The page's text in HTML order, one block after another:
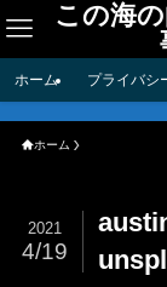
この海
ホーム プライバシ
ホーム
2021
4/19